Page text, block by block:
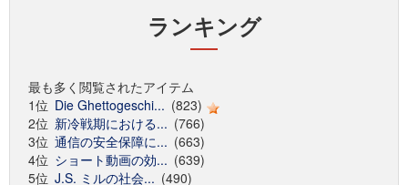
ランキング
最も多く閲覧されたアイテム
1位 Die Ghettogeschi... (823)
2位 新冷戦期における... (766)
3位 通信の安全保障に... (663)
4位 ショート動画の効... (639)
5位 J.S. ミルの社会... (490)